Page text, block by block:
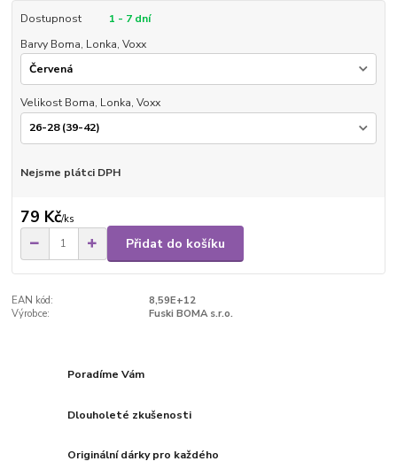
Dostupnost
1 - 7 dní
Barvy Boma, Lonka, Voxx
Velikost Boma, Lonka, Voxx
Nejsme plátci DPH
79 Kč/ks
Přidat do košíku
EAN kód:
8,59E+12
Výrobce:
Fuski BOMA s.r.o.
Poradíme Vám
Dlouholeté zkušenosti
Originální dárky pro každého